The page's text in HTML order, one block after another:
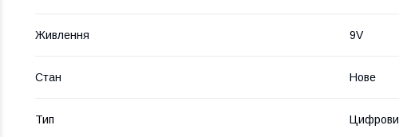
Живлення 9V
Стан Нове
Тип